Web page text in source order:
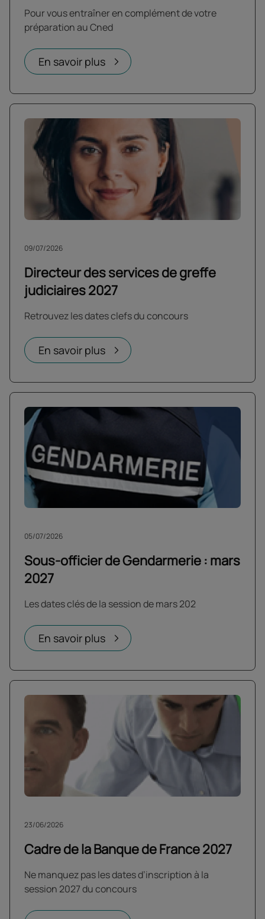
Pour vous entraîner en complément de votre
préparation au Cned
En savoir plus
Directeur des services de greffe
judiciaires 2027
09/07/2026
Retrouvez les dates clefs du concours
En savoir plus
Sous-officier de Gendarmerie : mars
2027
05/07/2026
Les dates clés de la session de mars 202
En savoir plus
Cadre de la Banque de France 2027
23/06/2026
Ne manquez pas les dates d’inscription à la
session 2027 du concours